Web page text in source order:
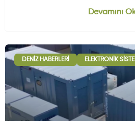
sistemiyle hedefleri yüksek
Devamını
DENIZ HABERLERI ELEKTRONIK